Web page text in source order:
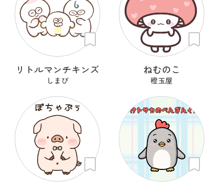
リトルマンチキンズ
しまぴ
ねむのこ
橙玉屋